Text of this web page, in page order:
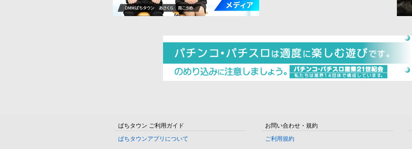
ぱちタウン ご利用ガイド
ぱちタウンアプリについて
お問い合わせ・規約
ご利用規約